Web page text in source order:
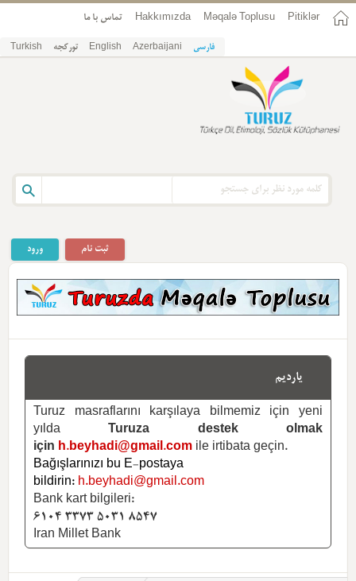
Pitiklər
Məqalə Toplusu
Hakkımızda تماس با ما
فارسی Azerbaijani
English تورکجه Turkish
ورود ثبت نام
یاردیم
Turuz masraflarını karşılaya bilmemiz için yeni
yılda
Turuza destek olmak
için h.beyhadi@gmail.com ile irtibata geçin.
Bağışlarınızı bu E-postaya
bildirin: h.beyhadi@gmail.com
Bank kart bilgileri:
6104 3373 5031 8547
Iran Millet Bank